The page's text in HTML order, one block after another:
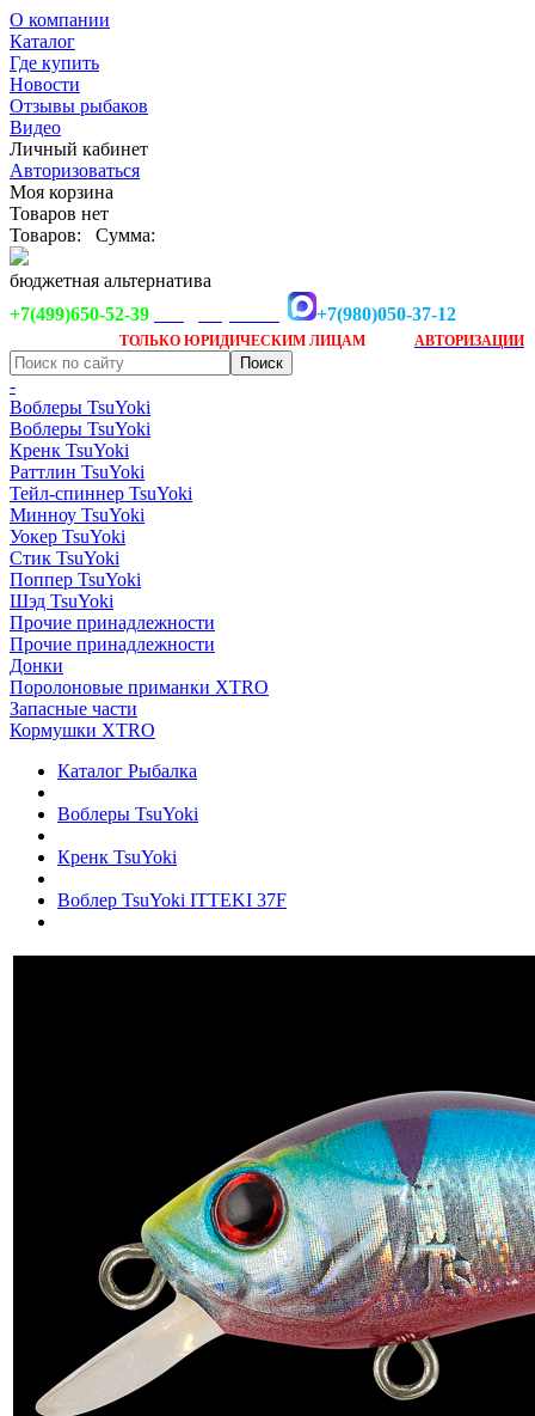
О компании
Каталог
Где купить
Новости
Отзывы рыбаков
Видео
Личный кабинет
Авторизоваться
Моя корзина
Товаров нет
Товаров:
Сумма:
бюджетная альтернатива
+7(499)650-52-39
+7(980)050-37-12
ТОЛЬКО ЮРИДИЧЕСКИМ ЛИЦАМ АВТОРИЗАЦИИ
-
Воблеры TsuYoki
Воблеры TsuYoki
Кренк TsuYoki
Раттлин TsuYoki
Тейл-спиннер TsuYoki
Минноу TsuYoki
Уокер TsuYoki
Стик TsuYoki
Поппер TsuYoki
Шэд TsuYoki
Прочие принадлежности
Прочие принадлежности
Донки
Поролоновые приманки XTRO
Запасные части
Кормушки XTRO
Каталог Рыбалка
Воблеры TsuYoki
Кренк TsuYoki
Воблер TsuYoki ITTEKI 37F